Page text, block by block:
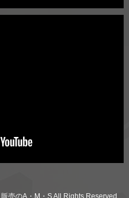
売のA・M・S All Rights Reserved.